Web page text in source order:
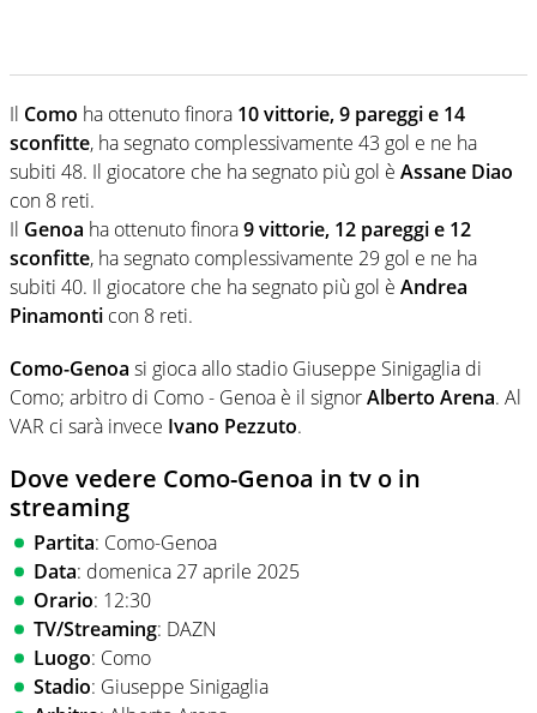
Il Como ha ottenuto finora 10 vittorie, 9 pareggi e 14
sconfitte, ha segnato complessivamente 43 gol e ne ha
subiti 48. Il giocatore che ha segnato più gol è Assane Diao
con 8 reti.
Il Genoa ha ottenuto finora9 vittorie, 12 pareggi e 12
sconfitte, ha segnato complessivamente 29 gol e ne ha
subiti 40. Il giocatore che ha segnato più gol è Andrea
Pinamonti con 8 reti.
Como-Genoa si gioca allo stadio Giuseppe Sinigaglia di
Como; arbitro di Como - Genoa è il signorAlberto Arena. Al
VAR ci sarà invece Ivano Pezzuto.
Dove vedere Como-Genoa in tv o in
streaming
Partita: Como-Genoa
Data: domenica 27 aprile 2025
Orario: 12:30
TV/Streaming: DAZN
Luogo: Como
Stadio: Giuseppe Sinigaglia